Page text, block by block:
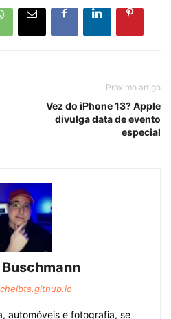
Próximo artigo
Vez do iPhone 13? Apple
divulga data de evento
especial
automóveis e fotografia, se